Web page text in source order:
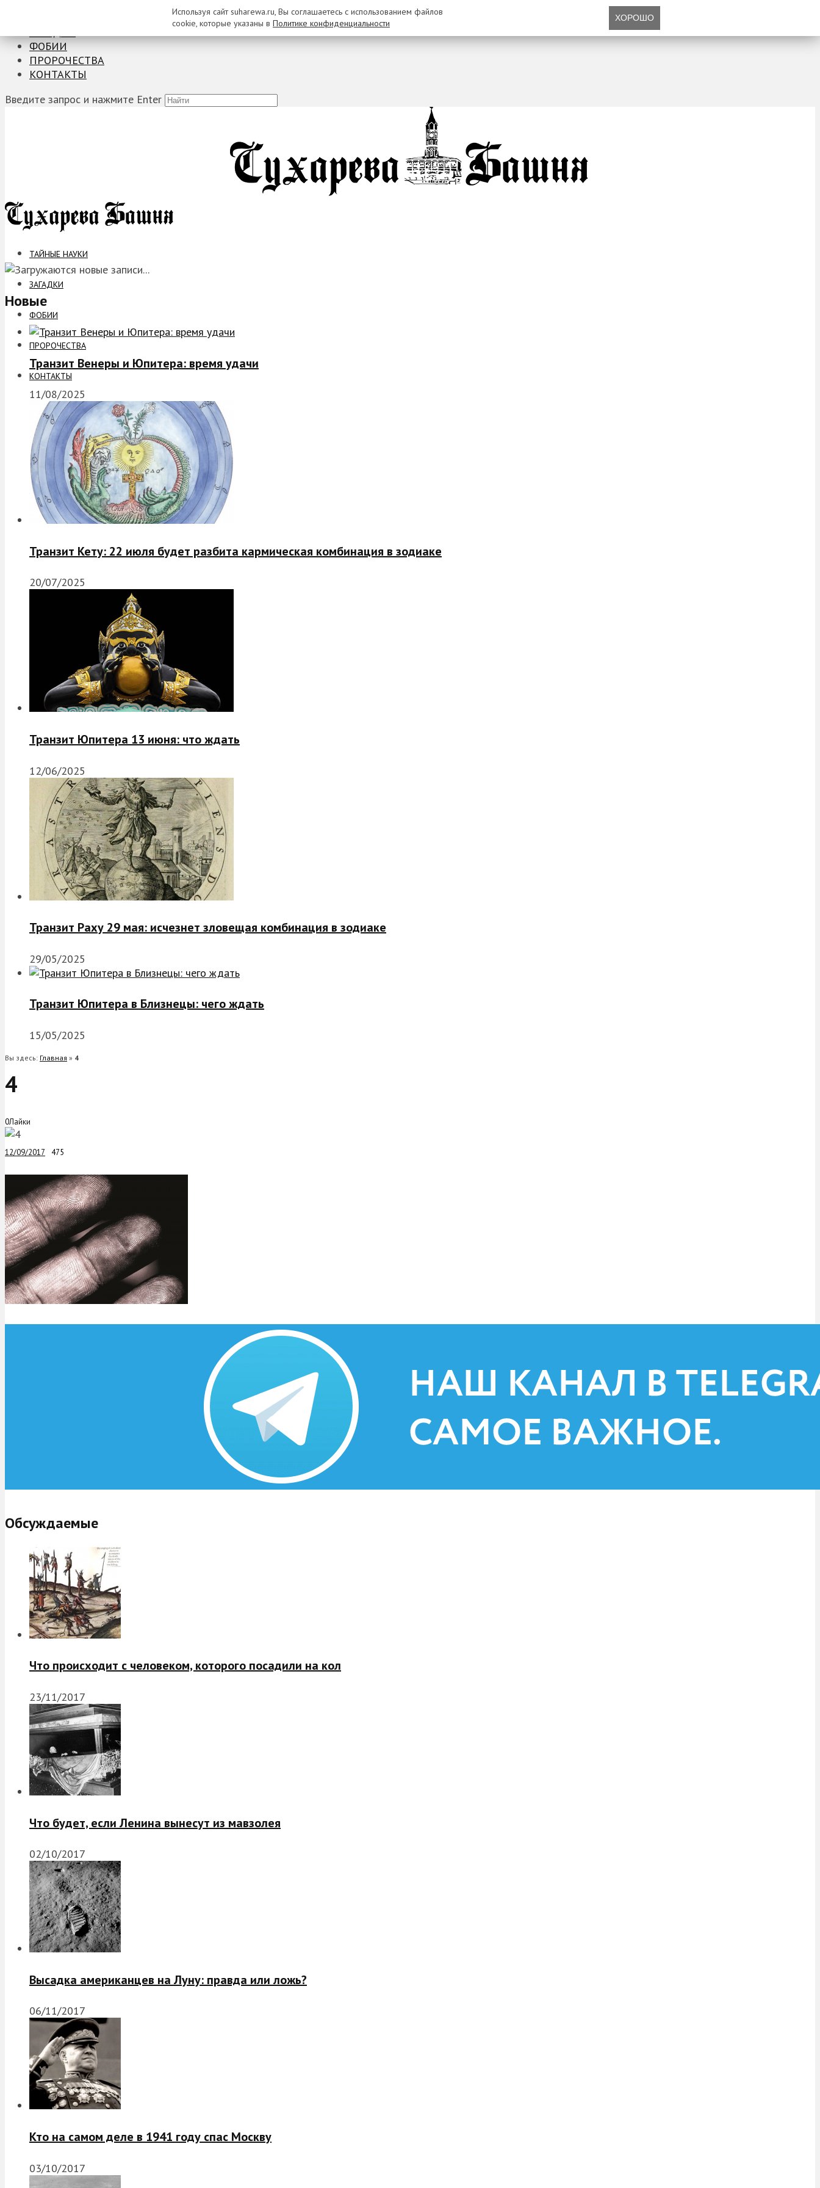
ФОБИИ
ПРОРОЧЕСТВА
КОНТАКТЫ
Введите запрос и нажмите Enter
ТАЙНЫЕ НАУКИ
ЗАГАДКИ
ФОБИИ
ПРОРОЧЕСТВА
КОНТАКТЫ
Новые
Транзит Венеры и Юпитера: время удачи
11/08/2025
Транзит Кету: 22 июля будет разбита кармическая комбинация в зодиаке
20/07/2025
Транзит Юпитера 13 июня: что ждать
12/06/2025
Транзит Раху 29 мая: исчезнет зловещая комбинация в зодиаке
29/05/2025
Транзит Юпитера в Близнецы: чего ждать
15/05/2025
Вы здесь: Главная » 4
4
0Лайки
12/09/2017 475
Обсуждаемые
Что происходит с человеком, которого посадили на кол
23/11/2017
Что будет, если Ленина вынесут из мавзолея
02/10/2017
Высадка американцев на Луну: правда или ложь?
06/11/2017
Кто на самом деле в 1941 году спас Москву
03/10/2017
Используя сайт suharewa.ru, Вы соглашаетесь с использованием файлов
cookie, которые указаны в Политике конфиденциальности ХОРОШО